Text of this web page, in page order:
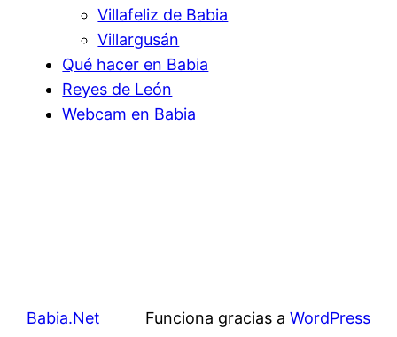
Villafeliz de Babia
Villargusán
Qué hacer en Babia
Reyes de León
Webcam en Babia
Babia.Net Funciona gracias a WordPress